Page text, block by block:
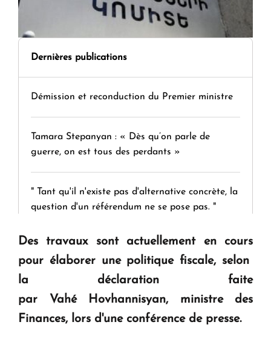
Dernières publications
Démission et reconduction du Premier ministre
Tamara Stepanyan : « Dès qu’on parle de
guerre, on est tous des perdants »
" Tant qu'il n'existe pas d'alternative concrète, la
question d'un référendum ne se pose pas. "
KASA : 30 ans d'audace, de résilience et d'avenir
en Arménie
Le premier hôtel Hyatt Regency d'Arménie
ouvrira ses portes à Dilijan
Des travaux sont actuellement en cours
pour élaborer une politique fiscale, selon
la déclaration faite
par Vahé Hovhannisyan, ministre des
Finances, lors d'une conférence de presse.